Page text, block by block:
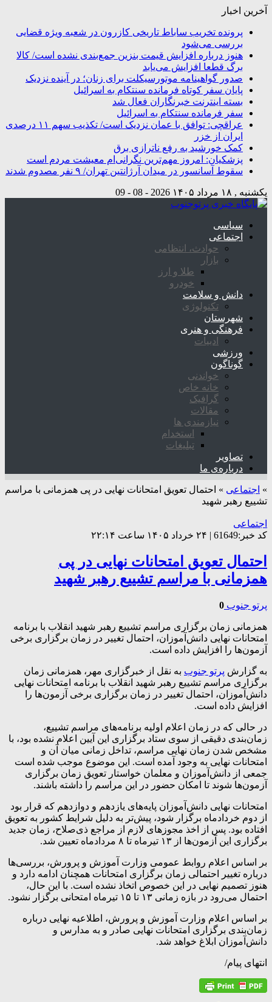
آخرین اخبار
پرونده تخریب ساباط تاریخی کازرون در شعبه ویژه قضایی
بررسی می‌شود
هنوز درباره افزایش قیمت بنزین جمع‌بندی نشده است/ کالا
برگ قطعا افزایش می‌یابد
صدور گواهینامه موتورسیکلت برای زنان؛ در آینده نزدیک
پایان سفر کوتاه فرمانده سنتکام به اسرائیل
بسته اینترنت خبرنگاران فعال شد
سفر فرمانده سنتکام به اسرائیل
عراقچی: توافق با عمان نزدیک است/ تکذیب سهم ۱۱ درصدی
ایران از خزر
کمک خورشید به رفع ناترازی برق
پزشکیان: امروز مهم‌ترین نگرانی‌ام معیشت مردم است
سقوط آسانسور در میدان آرژانتین تهران/ ۹ نفر مصدوم شدند
یکشنبه , ۱۸ مرداد ۱۴۰۵ 2026 - 08 - 09
سیاسی
اجتماعی
حوادث، انتظامی
بازار
طلا و ارز
خودرو
دانش و سلامت
تکنولوژی
شهرستان
فرهنگی و هنری
ادبیات
ورزشی
گوناگون
خواندنی
خانه خاص
گرافیک
مقالات
نیازمندی ها
استخدام
تبلیغات
تصاویر
درباره‌ی ما
» اجتماعی » احتمال تعویق امتحانات نهایی در پی همزمانی با مراسم
تشییع رهبر شهید
اجتماعی
کد خبر:61649 | ۲۴ خرداد ۱۴۰۵ ساعت ۲۲:۱۴
احتمال تعویق امتحانات نهایی در پی
همزمانی با مراسم تشییع رهبر شهید
پرتو جنوب 0
همزمانی زمان برگزاری مراسم تشییع رهبر شهید انقلاب با برنامه
امتحانات نهایی دانش‌آموزان، احتمال تغییر در زمان برگزاری برخی
آزمون‌ها را افزایش داده است.
به گزارش پرتو جنوب به نقل از خبرگزاری مهر، همزمانی زمان
برگزاری مراسم تشییع رهبر شهید انقلاب با برنامه امتحانات نهایی
دانش‌آموزان، احتمال تغییر در زمان برگزاری برخی آزمون‌ها را
افزایش داده است.
در حالی که در زمان اعلام اولیه برنامه‌های مراسم تشییع،
زمان‌بندی دقیقی از سوی ستاد برگزاری این آیین اعلام نشده بود، با
مشخص شدن زمان نهایی مراسم، تداخل زمانی میان آن و
امتحانات نهایی به وجود آمده است. این موضوع موجب شده است
جمعی از دانش‌آموزان و معلمان خواستار تعویق زمان برگزاری
آزمون‌ها شوند تا امکان حضور در این مراسم را داشته باشند.
امتحانات نهایی دانش‌آموزان پایه‌های یازدهم و دوازدهم که قرار بود
از دوم خردادماه برگزار شود، پیش‌تر به دلیل شرایط کشور به تعویق
افتاده بود. پس از اخذ مجوزهای لازم از مراجع ذی‌صلاح، زمان جدید
برگزاری این آزمون‌ها از ۱۳ تیرماه تا ۸ مردادماه تعیین شد.
بر اساس اعلام روابط عمومی وزارت آموزش و پرورش، بررسی‌ها
درباره تغییر احتمالی زمان برگزاری امتحانات همچنان ادامه دارد و
هنوز تصمیم نهایی در این خصوص اتخاذ نشده است. با این حال،
احتمال می‌رود در بازه زمانی ۱۳ تا ۱۵ تیرماه امتحانی برگزار نشود.
بر اساس اعلام وزارت آموزش و پرورش، اطلاعیه نهایی درباره
زمان‌بندی برگزاری امتحانات نهایی صادر و به مدارس و
دانش‌آموزان ابلاغ خواهد شد.
انتهای پیام/